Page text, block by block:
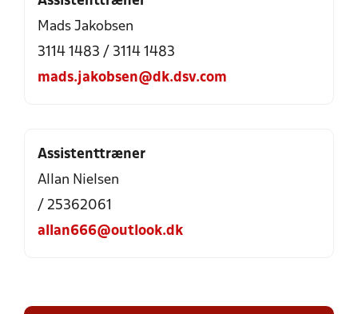
Mads Jakobsen
3114 1483 / 3114 1483
mads.jakobsen@dk.dsv.com
Assistenttræner
Allan Nielsen
/ 25362061
allan666@outlook.dk